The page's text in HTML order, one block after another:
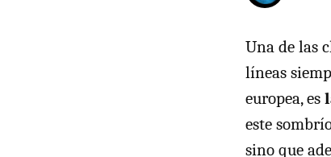
Una de las
líneas
europea, es
este
sino que